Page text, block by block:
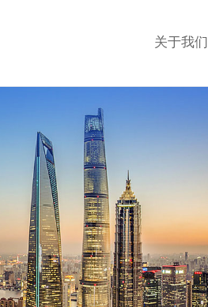
关于我们